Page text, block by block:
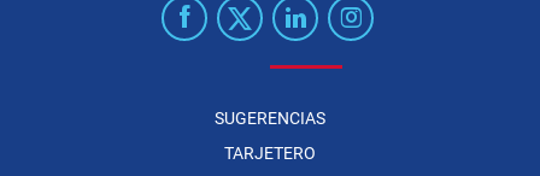
SUGERENCIAS
TARJETERO